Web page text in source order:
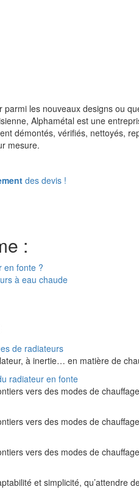
les nouveaux designs ou
Alphamétal est une
démontés, vérifiés, nettoyés,
mesure.
des devis !
:
en fonte ?
à eau chaude
de radiateurs
à inertie… en matière de
radiateur en fonte
vers des modes de
vers des modes de
vers des modes de
et simplicité, qu’attendre